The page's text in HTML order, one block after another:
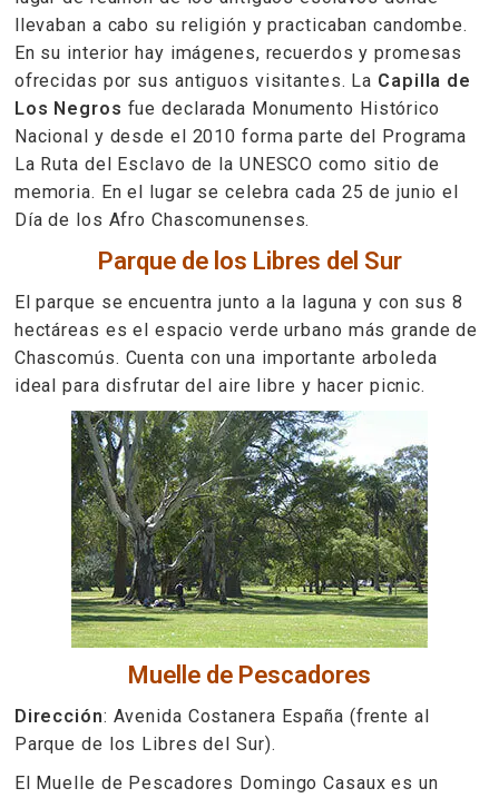
llevaban a cabo su religión y practicaban candombe.
En su interior hay imágenes, recuerdos y promesas
ofrecidas por sus antiguos visitantes. La Capilla de
Los Negros fue declarada Monumento Histórico
Nacional y desde el 2010 forma parte del Programa
La Ruta del Esclavo de la UNESCO como sitio de
memoria. En el lugar se celebra cada 25 de junio el
Día de los Afro Chascomunenses.
Parque de los Libres del Sur
El parque se encuentra junto a la laguna y con sus 8
hectáreas es el espacio verde urbano más grande de
Chascomús. Cuenta con una importante arboleda
ideal para disfrutar del aire libre y hacer picnic.
Muelle de Pescadores
Dirección: Avenida Costanera España (frente al
Parque de los Libres del Sur).
El Muelle de Pescadores Domingo Casaux es un